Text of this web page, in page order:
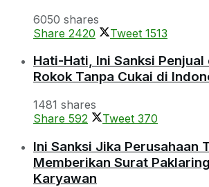
6050 shares
Share 2420 Tweet 1513
Hati-Hati, Ini Sanksi Penjual
Rokok Tanpa Cukai di
1481 shares
Share 592 Tweet 370
Ini Sanksi Jika Perusahaan
Memberikan Surat
Karyawan